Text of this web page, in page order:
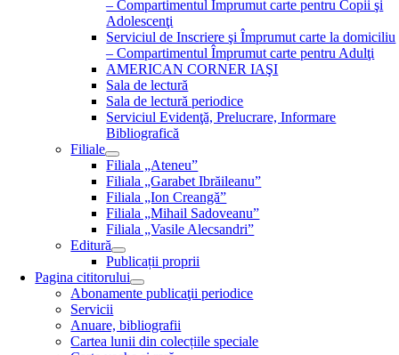
– Compartimentul Împrumut carte pentru Copii şi
Adolescenţi
Serviciul de Inscriere şi Împrumut carte la domiciliu
– Compartimentul Împrumut carte pentru Adulţi
AMERICAN CORNER IAŞI
Sala de lectură
Sala de lectură periodice
Serviciul Evidenţă, Prelucrare, Informare
Bibliografică
Filiale
Filiala „Ateneu”
Filiala „Garabet Ibrăileanu”
Filiala „Ion Creangă”
Filiala „Mihail Sadoveanu”
Filiala „Vasile Alecsandri”
Editură
Publicații proprii
Pagina cititorului
Abonamente publicaţii periodice
Servicii
Anuare, bibliografii
Cartea lunii din colecțiile speciale